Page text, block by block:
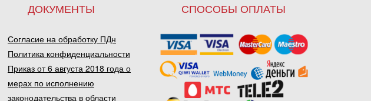
ДОКУМЕНТЫ
Согласие на обработку ПДн
Политика конфиденциальности
Приказ от 6 августа 2018 года о
мерах по исполнению
законодательства в области
СПОСОБЫ ОПЛАТЫ